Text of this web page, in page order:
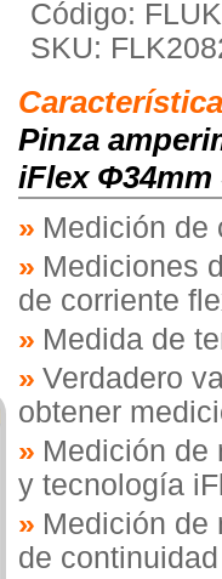
Código:
SKU:
Pinza
iFlex Φ34mm
Medición de
Mediciones
de corriente
Medida de
Verdadero
obtener
Medición de
y tecnología
Medición de
de continuidad